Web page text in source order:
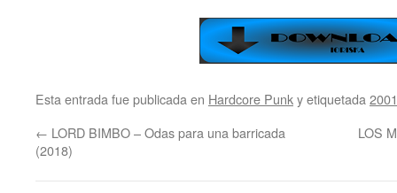
Esta entrada fue publicada en Hardcore Punky etiquetada 2001
← LORD BIMBO – Odas para una barricada
(2018)
LOS